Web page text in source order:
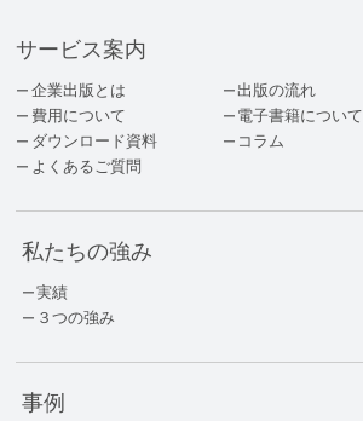
サービス案内
企業出版とは
出版の流れ
費用について
電子書籍について
ダウンロード資料
コラム
よくあるご質問
私たちの強み
実績
３つの強み
事例